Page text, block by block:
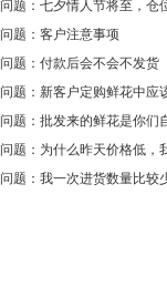
问题：七夕情人节将至，仓
问题：客户注意事项
问题：付款后会不会不发货
问题：新客户定购鲜花中应
问题：批发来的鲜花是你们
问题：为什么昨天价格低，
问题：我一次进货数量比较